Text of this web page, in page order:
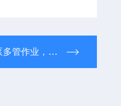
操作简单易懂